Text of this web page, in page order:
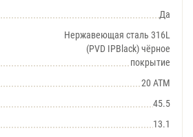
Да
Нержавеющая сталь 316L
(PVD IPBlack) чёрное
покрытие
20 АТМ
45.5
13.1